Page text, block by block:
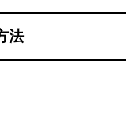
法